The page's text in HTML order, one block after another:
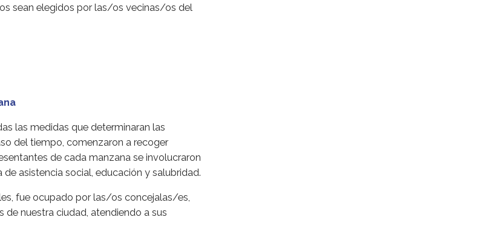
sean elegidos por las/os vecinas/os del
las medidas que determinaran las
del tiempo, comenzaron a recoger
de cada manzana se involucraron
asistencia social, educación y salubridad.
fue ocupado por las/os concejalas/es,
de nuestra ciudad, atendiendo a sus